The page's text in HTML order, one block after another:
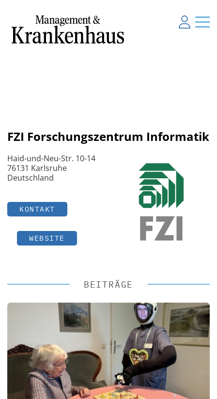
FZI Forschungszentrum Informatik
Haid-und-Neu-Str. 10-14
76131 Karlsruhe
Deutschland
KONTAKT
WEBSITE
BEITRÄGE